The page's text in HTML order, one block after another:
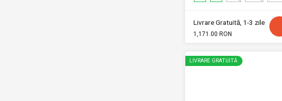
Livrare Gratuită, 1-3 zile
1,171.00 RON
LIVRARE GRATUITĂ